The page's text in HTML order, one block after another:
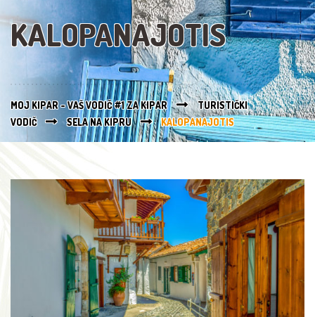
KALOPANAJOTIS
MOJ KIPAR - VAŠ VODIČ #1 ZA KIPAR
TURISTIČKI
VODIČ
SELA NA KIPRU KALOPANAJOTIS